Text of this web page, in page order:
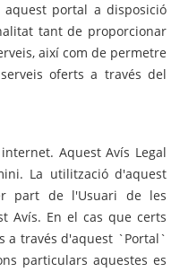
portal a disposició
tant de proporcionar
així com de permetre
oferts a través del
Aquest Avís Legal
La utilització d'aquest
part de l'Usuari de les
Avís. En el cas que certs
a través d'aquest `Portal`
particulars aquestes es